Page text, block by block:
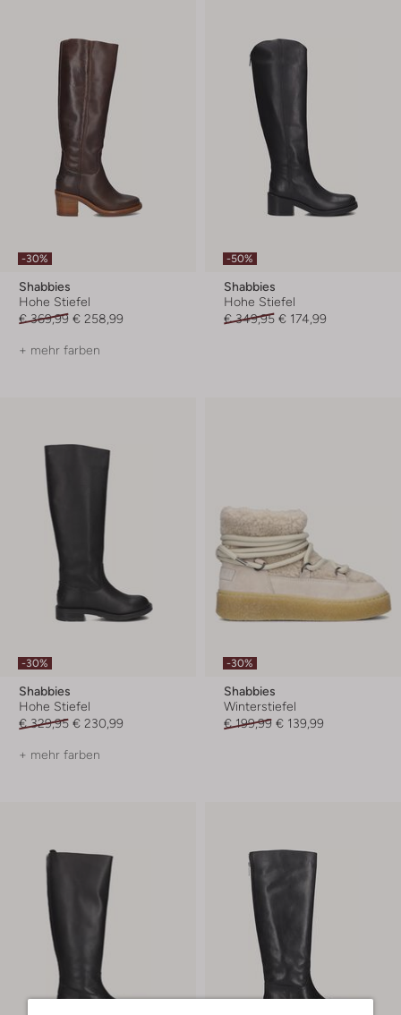
-30%
Shabbies
Hohe Stiefel
€ 369,99 € 258,99
+ mehr farben
-50%
Shabbies
Hohe Stiefel
€ 349,95 € 174,99
-30%
Shabbies
Hohe Stiefel
€ 329,95 € 230,99
+ mehr farben
-30%
Shabbies
Winterstiefel
€ 199,99 € 139,99